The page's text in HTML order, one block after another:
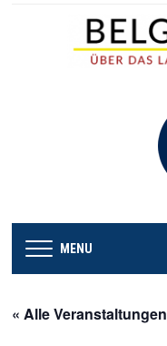
MENU
« Alle Veranstaltungen